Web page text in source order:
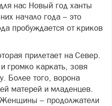
нас Новый год ханты
начало года – это
пробуждается от криков
прилетает на Север.
громко каркать, зовя
Более того, ворона
матерей и младенцев.
– продолжатели